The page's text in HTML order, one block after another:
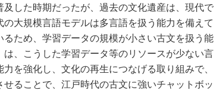
した時期だったが、過去の文化遺産は、現代で
大規模言語モデルは多言語を扱う能力を備えて
ため、学習データの規模が小さい古文を扱う能
、こうした学習データ等のリソースが少ない言
を強化し、文化の再生につなげる取り組みで、
ることで、江戸時代の古文に強いチャットボッ